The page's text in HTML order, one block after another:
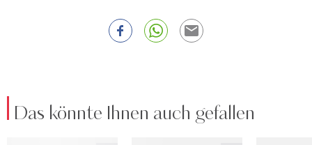
Das könnte Ihnen auch gefallen